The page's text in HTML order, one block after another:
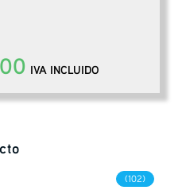
IVA INCLUIDO
(102)